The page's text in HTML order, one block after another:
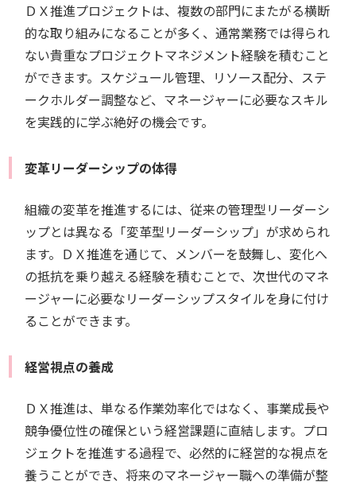
ＤＸ推進プロジェクトは、複数の部門にまたがる横断
的な取り組みになることが多く、通常業務では得られ
ない貴重なプロジェクトマネジメント経験を積むこと
ができます。スケジュール管理、リソース配分、ステ
ークホルダー調整など、マネージャーに必要なスキル
を実践的に学ぶ絶好の機会です。
変革リーダーシップの体得
組織の変革を推進するには、従来の管理型リーダーシ
ップとは異なる「変革型リーダーシップ」が求められ
ます。ＤＸ推進を通じて、メンバーを鼓舞し、変化へ
の抵抗を乗り越える経験を積むことで、次世代のマネ
ージャーに必要なリーダーシップスタイルを身に付け
ることができます。
経営視点の養成
ＤＸ推進は、単なる作業効率化ではなく、事業成長や
競争優位性の確保という経営課題に直結します。プロ
ジェクトを推進する過程で、必然的に経営的な視点を
養うことができ、将来のマネージャー職への準備が整